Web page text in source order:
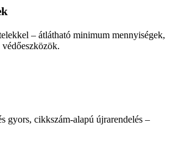
– átlátható minimum mennyiségek,
gyors, cikkszám-alapú újrarendelés –